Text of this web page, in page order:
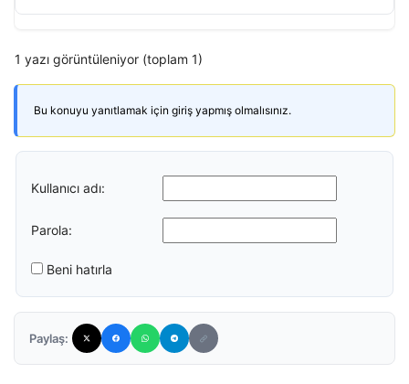
1 yazı görüntüleniyor (toplam 1)
Bu konuyu yanıtlamak için giriş yapmış olmalısınız.
Kullanıcı adı:
Parola:
Beni hatırla
Paylaş: